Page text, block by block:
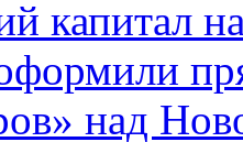
капитал
над